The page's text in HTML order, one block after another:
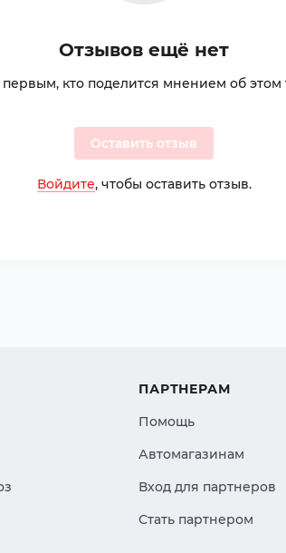
Отзывов ещё нет
первым, кто поделится мнением об этом
Оставить отзыв
Войдите, чтобы оставить отзыв.
ПАРТНЕРАМ
Помощь
Автомагазинам
Вход для партнеров
Стать партнером